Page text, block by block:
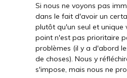
Si nous ne voyons pas
dans le fait d'avoir un
plutôt qu'un seul et unique
point n'est pas prioritaire
problèmes (il y a d'abord
de choses). Nous y
s'impose, mais nous ne